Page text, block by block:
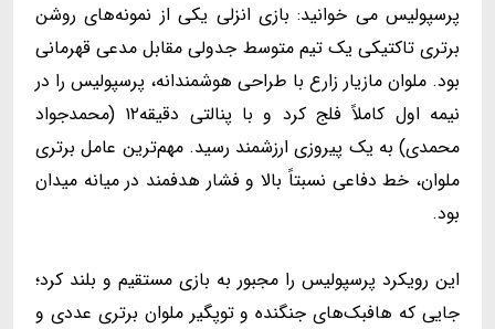
پرسپولیس می خوانید: بازی انزلی یکی از نمونه‌های روشن
برتری تاکتیکی یک تیم متوسط جدولی مقابل مدعی قهرمانی
بود. ملوان مازیار زارع با طراحی هوشمندانه، پرسپولیس را در
نیمه اول کاملاً فلج کرد و با پنالتی دقیقه۱۲ (محمدجواد
محمدی) به یک پیروزی ارزشمند رسید. مهم‌ترین عامل برتری
ملوان، خط دفاعی نسبتاً بالا و فشار هدفمند در میانه میدان
بود.
این رویکرد پرسپولیس را مجبور به بازی مستقیم و بلند کرد؛
جایی که هافبک‌های جنگنده و توپگیر ملوان برتری عددی و